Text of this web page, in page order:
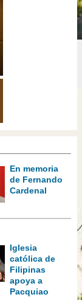
En memoria
de Fernando
Cardenal
Iglesia
católica de
Filipinas
apoya a
Pacquiao